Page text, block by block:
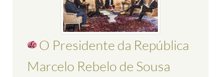
O Presidente da República
Marcelo Rebelo de Sousa